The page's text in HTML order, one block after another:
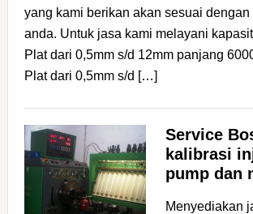
yang kami berikan akan sesuai dengan
anda. Untuk jasa kami melayani
Plat dari 0,5mm s/d 12mm panjang
Plat dari 0,5mm s/d […]
Service
kalibrasi
pump dan
Menyediakan